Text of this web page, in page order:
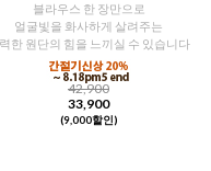
블라우스 한 장만으로
얼굴빛을 화사하게 살려주는
한 원단의 힘을 느끼실 수 있습니다
42,900
33,900
(9,000할인)